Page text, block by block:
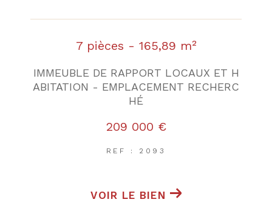
7 pièces - 165,89 m²
IMMEUBLE DE RAPPORT LOCAUX ET H
ABITATION - EMPLACEMENT RECHERC
HÉ
209 000 €
REF : 2093
VOIR LE BIEN